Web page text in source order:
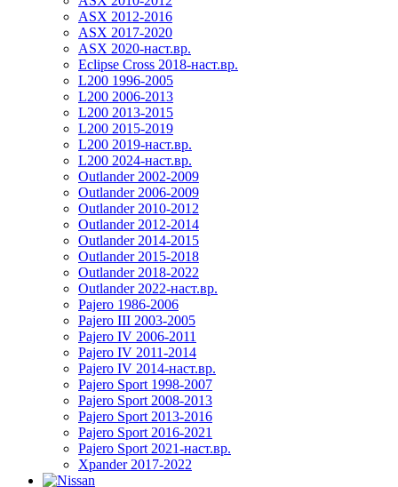
ASX 2012-2016
ASX 2017-2020
ASX 2020-наст.вр.
Eclipse Cross 2018-наст.вр.
L200 1996-2005
L200 2006-2013
L200 2013-2015
L200 2015-2019
L200 2019-наст.вр.
L200 2024-наст.вр.
Outlander 2002-2009
Outlander 2006-2009
Outlander 2010-2012
Outlander 2012-2014
Outlander 2014-2015
Outlander 2015-2018
Outlander 2018-2022
Outlander 2022-наст.вр.
Pajero 1986-2006
Pajero III 2003-2005
Pajero IV 2006-2011
Pajero IV 2011-2014
Pajero IV 2014-наст.вр.
Pajero Sport 1998-2007
Pajero Sport 2008-2013
Pajero Sport 2013-2016
Pajero Sport 2016-2021
Pajero Sport 2021-наст.вр.
Xpander 2017-2022